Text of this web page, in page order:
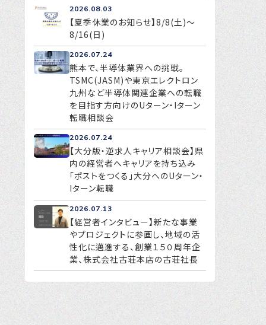
2026.08.03
【夏季休業のお知らせ】8/8(土)～
8/16(日)
2026.07.24
熊本で、半導体業界への挑戦。
TSMC(JASM)や東京エレクトロン
九州など半導体関連企業への転職
を目指す方向けのUターン・Iターン
転職相談会
2026.07.24
【大分版・逆求人キャリア相談会】県
内の経営者へキャリアを持ち込み
「ポストをつくる」大分へのUターン・
Iターン転職
2026.07.13
【経営者インタビュー】新たな事業
やプロジェクトに参画し、地域の活
性化に邁進する、創業１５０周年企
業、株式会社古荘本店の古荘社長